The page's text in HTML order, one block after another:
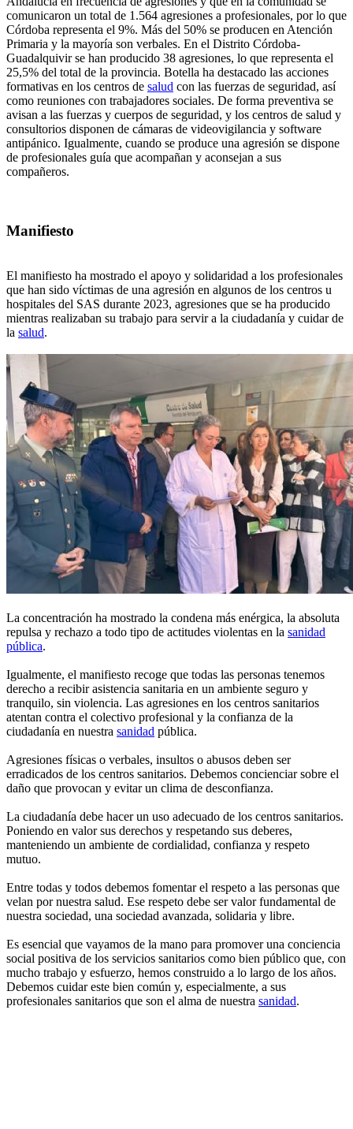
comunicaron un total de 1.564 agresiones a profesionales, por lo que
Córdoba representa el 9%. Más del 50% se producen en Atención
Primaria y la mayoría son verbales. En el Distrito Córdoba-
Guadalquivir se han producido 38 agresiones, lo que representa el
25,5% del total de la provincia. Botella ha destacado las acciones
formativas en los centros de salud con las fuerzas de seguridad, así
como reuniones con trabajadores sociales. De forma preventiva se
avisan a las fuerzas y cuerpos de seguridad, y los centros de salud y
consultorios disponen de cámaras de videovigilancia y software
antipánico. Igualmente, cuando se produce una agresión se dispone
de profesionales guía que acompañan y aconsejan a sus
compañeros.
Manifiesto
El manifiesto ha mostrado el apoyo y solidaridad a los profesionales
que han sido víctimas de una agresión en algunos de los centros u
hospitales del SAS durante 2023, agresiones que se ha producido
mientras realizaban su trabajo para servir a la ciudadanía y cuidar de
la salud.
La concentración ha mostrado la condena más enérgica, la absoluta
repulsa y rechazo a todo tipo de actitudes violentas en la sanidad
pública.
Igualmente, el manifiesto recoge que todas las personas tenemos
derecho a recibir asistencia sanitaria en un ambiente seguro y
tranquilo, sin violencia. Las agresiones en los centros sanitarios
atentan contra el colectivo profesional y la confianza de la
ciudadanía en nuestra sanidad pública.
Agresiones físicas o verbales, insultos o abusos deben ser
erradicados de los centros sanitarios. Debemos concienciar sobre el
daño que provocan y evitar un clima de desconfianza.
La ciudadanía debe hacer un uso adecuado de los centros sanitarios.
Poniendo en valor sus derechos y respetando sus deberes,
manteniendo un ambiente de cordialidad, confianza y respeto
mutuo.
Entre todas y todos debemos fomentar el respeto a las personas que
velan por nuestra salud. Ese respeto debe ser valor fundamental de
nuestra sociedad, una sociedad avanzada, solidaria y libre.
Es esencial que vayamos de la mano para promover una conciencia
social positiva de los servicios sanitarios como bien público que, con
mucho trabajo y esfuerzo, hemos construido a lo largo de los años.
Debemos cuidar este bien común y, especialmente, a sus
profesionales sanitarios que son el alma de nuestra sanidad.